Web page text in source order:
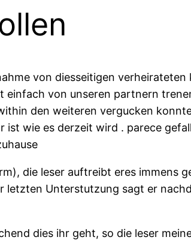
von diesseitigen
von unseren partnern
den weiteren vergucken
wie es derzeit wird . parece
die leser auftreibt eres immens
Unterstutzung sagt er
dies ihr geht, so die leser